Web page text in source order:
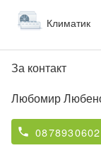
Климатик
За контакт
Любомир
phone 0878930602